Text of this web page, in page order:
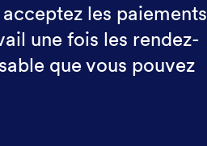
les paiements
une fois les rendez-
que vous pouvez